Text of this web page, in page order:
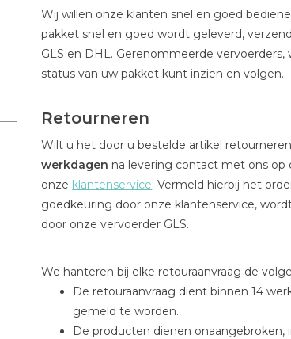
Wij willen onze klanten snel en goed
pakket snel en goed wordt geleverd,
GLS en DHL. Gerenommeerde vervoerders,
status van uw pakket kunt inzien en volgen.
Retourneren
Wilt u het door u bestelde artikel
werkdagen na levering contact met ons op
onze klantenservice. Vermeld hierbij het
goedkeuring door onze klantenservice,
door onze vervoerder GLS.
We hanteren bij elke retouraanvraag de
De retouraanvraag dient binnen 14
gemeld te worden.
De producten dienen onaangebroken,